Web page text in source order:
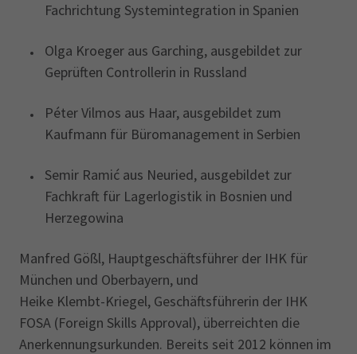
Fachrichtung Systemintegration in Spanien
Olga Kroeger aus Garching, ausgebildet zur
Geprüften Controllerin in Russland
Péter Vilmos aus Haar, ausgebildet zum
Kaufmann für Büromanagement in Serbien
Semir Ramić aus Neuried, ausgebildet zur
Fachkraft für Lagerlogistik in Bosnien und
Herzegowina
Manfred Gößl, Hauptgeschäftsführer der IHK für
München und Oberbayern, und
Heike Klembt-Kriegel, Geschäftsführerin der IHK
FOSA (Foreign Skills Approval), überreichten die
Anerkennungsurkunden. Bereits seit 2012 können im